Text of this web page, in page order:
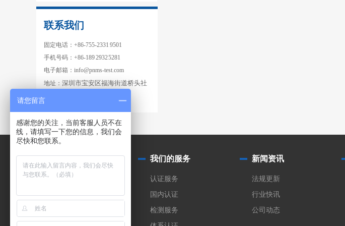
联系我们
固定电话：+86-755-2331 9501
手机号码：+86-189 2932 5281
电子邮箱：info@pnms-test.com
地址： 深圳市宝安区福海街道桥头社
区亿宝来工业城
关于我们
公司简介
实验室
我们的服务
认证服务
国内认证
检测服务
新闻资讯
法规更新
行业快讯
公司动态
请您留言
感谢您的关注，当前客服人员不在
线，请填写一下您的信息，我们会
尽快和您联系。